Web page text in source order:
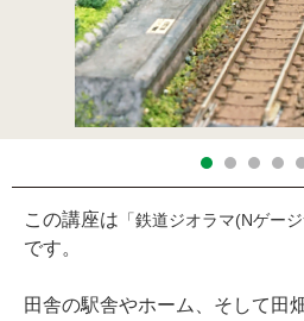
この講座は 「鉄道ジオラマ(Nゲージ
です。
田舎の駅舎やホーム、そして田